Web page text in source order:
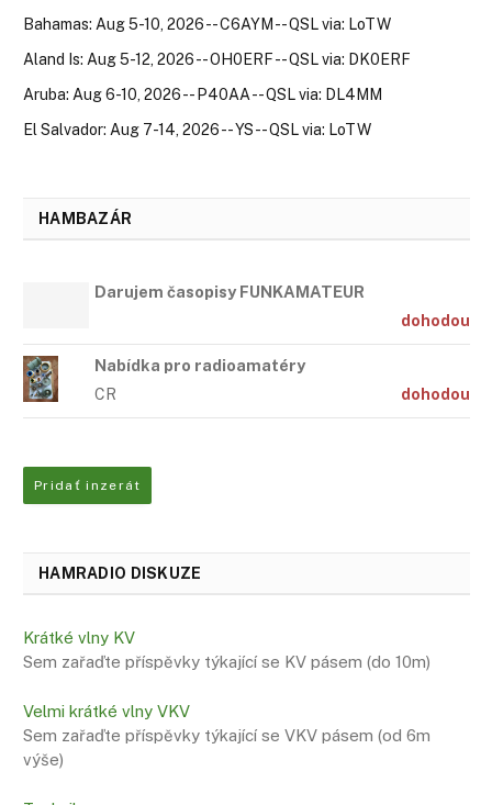
Bahamas: Aug 5-10, 2026 -- C6AYM -- QSL via: LoTW
Aland Is: Aug 5-12, 2026 -- OH0ERF -- QSL via: DK0ERF
Aruba: Aug 6-10, 2026 -- P40AA -- QSL via: DL4MM
El Salvador: Aug 7-14, 2026 -- YS -- QSL via: LoTW
HAMBAZÁR
Darujem časopisy FUNKAMATEUR
dohodou
Nabídka pro radioamatéry
CR dohodou
Pridať inzerát
HAMRADIO DISKUZE
Krátké vlny KV
Sem zařaďte příspěvky týkající se KV pásem (do 10m)
Velmi krátké vlny VKV
Sem zařaďte příspěvky týkající se VKV pásem (od 6m
výše)